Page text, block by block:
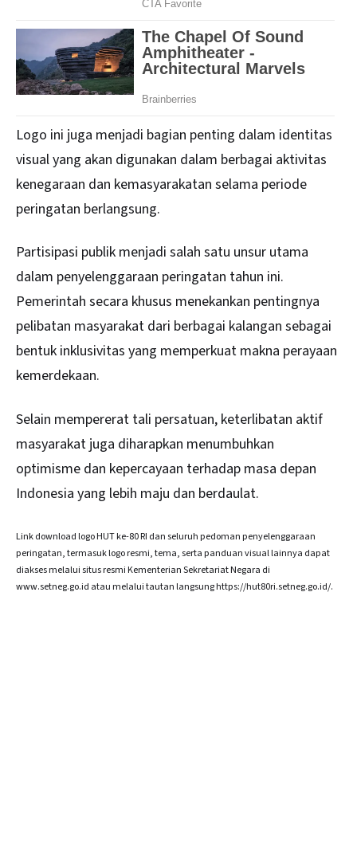
Logo ini juga menjadi bagian penting dalam identitas
visual yang akan digunakan dalam berbagai aktivitas
kenegaraan dan kemasyarakatan selama periode
peringatan berlangsung.
Partisipasi publik menjadi salah satu unsur utama
dalam penyelenggaraan peringatan tahun ini.
Pemerintah secara khusus menekankan pentingnya
pelibatan masyarakat dari berbagai kalangan sebagai
bentuk inklusivitas yang memperkuat makna perayaan
kemerdekaan.
Selain mempererat tali persatuan, keterlibatan aktif
masyarakat juga diharapkan menumbuhkan
optimisme dan kepercayaan terhadap masa depan
Indonesia yang lebih maju dan berdaulat.
Link download logo HUT ke-80 RI dan seluruh pedoman penyelenggaraan
peringatan, termasuk logo resmi, tema, serta panduan visual lainnya dapat
diakses melalui situs resmi Kementerian Sekretariat Negara di
www.setneg.go.id atau melalui tautan langsunghttps://hut80ri.setneg.go.id/.